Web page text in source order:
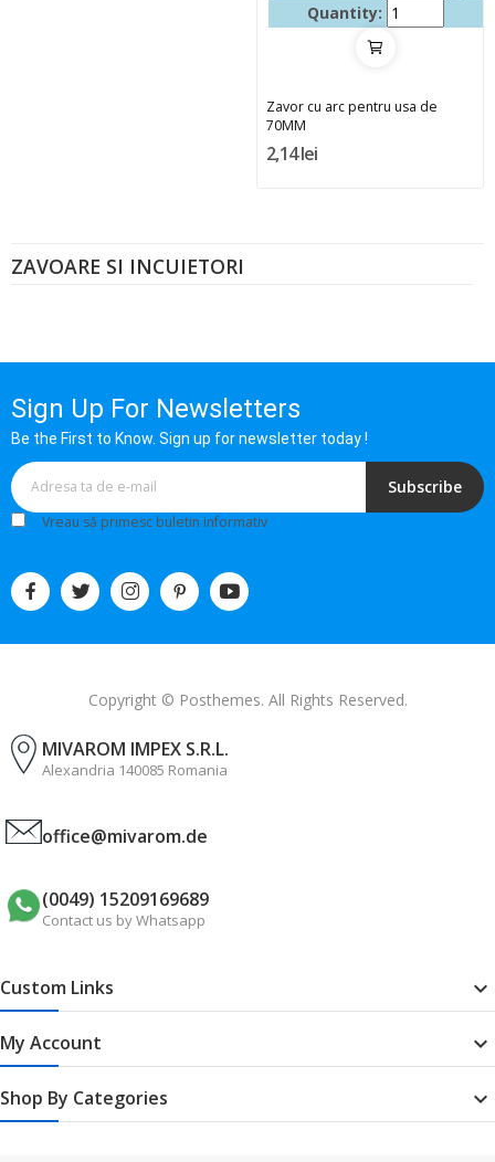
ZAVOARE SI INCUIETORI
Quantity:
Zavor cu arc pentru usa de
70MM
2,14 lei
Sign Up For Newsletters
Be the First to Know. Sign up for newsletter today !
Subscribe
Vreau să primesc buletin informativ
Copyright © Posthemes. All Rights Reserved.
MIVAROM IMPEX S.R.L.
Alexandria 140085 Romania
office@mivarom.de
(0049) 15209169689
Contact us by Whatsapp
Custom Links 
My Account 
Shop By Categories 